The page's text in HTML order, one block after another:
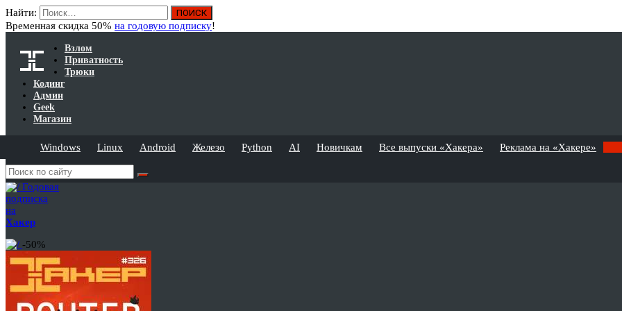
Найти:
Временная скидка 50% на годовую подписку!
Взлом
Приватность
Трюки
Кодинг
Админ
Geek
Магазин
Windows Linux Android Железо Python AI Новичкам Все выпуски «Хакера» Реклама на «Хакере»
Годовая
подписка
на
Хакер
-50%